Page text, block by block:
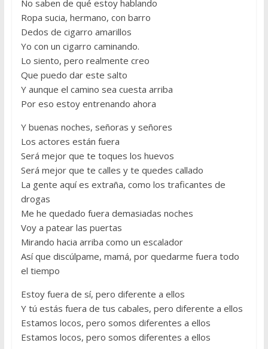
No saben de qué estoy hablando
Ropa sucia, hermano, con barro
Dedos de cigarro amarillos
Yo con un cigarro caminando.
Lo siento, pero realmente creo
Que puedo dar este salto
Y aunque el camino sea cuesta arriba
Por eso estoy entrenando ahora
Y buenas noches, señoras y señores
Los actores están fuera
Será mejor que te toques los huevos
Será mejor que te calles y te quedes callado
La gente aquí es extraña, como los traficantes de
drogas
Me he quedado fuera demasiadas noches
Voy a patear las puertas
Mirando hacia arriba como un escalador
Así que discúlpame, mamá, por quedarme fuera todo
el tiempo
Estoy fuera de sí, pero diferente a ellos
Y tú estás fuera de tus cabales, pero diferente a ellos
Estamos locos, pero somos diferentes a ellos
Estamos locos, pero somos diferentes a ellos